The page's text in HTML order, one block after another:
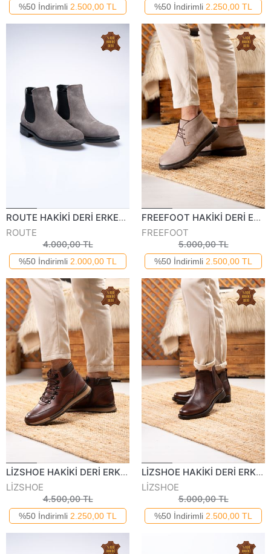
%50 İndirimli 2.500,00 TL %50 İndirimli 2.250,00 TL
ROUTE HAKİKİ DERİ ERKEK GÜNLÜK BOT 444422K
ROUTE
4.000,00 TL
%50 İndirimli 2.000,00 TL
FREEFOOT HAKİKİ DERİ ERKEK BOT 6820-323K
FREEFOOT
5.000,00 TL
%50 İndirimli 2.500,00 TL
LİZSHOE HAKİKİ DERİ ERKEK BOT VYGR 586823K
LİZSHOE
4.500,00 TL
%50 İndirimli 2.250,00 TL
LİZSHOE HAKİKİ DERİ ERKEK BOT VYGR 633623K
LİZSHOE
5.000,00 TL
%50 İndirimli 2.500,00 TL